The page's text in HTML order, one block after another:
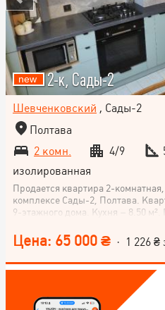
2-к, Сады-2
Шевченковский , Сады-2
Полтава
2 комн.
4/9
изолированная
Продается квартира 2-
комплексе Сады-2, Полтава.
9-этажного дома. Кухня – 8.50
сантехника Grohe, трубы
электритрика вся новая. В зале
поклеять обои по Вашему
ремонта. Квартира утеплена,
во двор. Хороший спальный
школа и детский сад. В
Цена: 65 000 ₴ · 1 226 ₴